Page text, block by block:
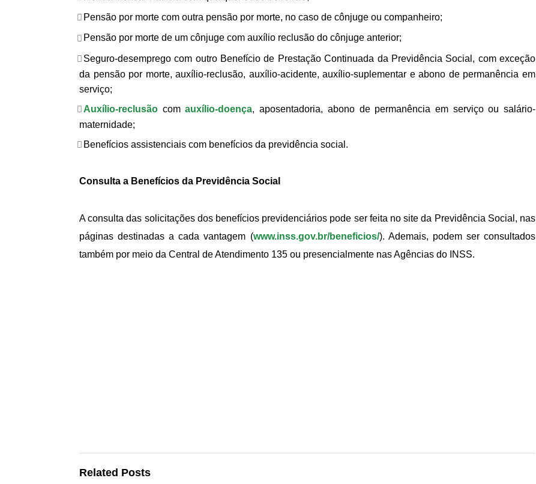
Pensão por morte com outra pensão por morte, no caso de cônjuge ou companheiro;
Pensão por morte de um cônjuge com auxílio reclusão do cônjuge anterior;
Seguro-desemprego com outro Benefício de Prestação Continuada da Previdência Social, com exceção
da pensão por morte, auxílio-reclusão, auxílio-acidente, auxílio-suplementar e abono de permanência em
serviço;
Auxílio-reclusão comauxílio-doença, aposentadoria, abono de permanência em serviço ou salário-
maternidade;
Benefícios assistenciais com benefícios da previdência social.
Consulta a Benefícios da Previdência Social
A consulta das solicitações dos benefícios previdenciários pode ser feita no site da Previdência Social, nas
páginas destinadas a cada vantagem (www.inss.gov.br/beneficios/). Ademais, podem ser consultados
também por meio da Central de Atendimento 135 ou presencialmente nas Agências do INSS.
Related Posts